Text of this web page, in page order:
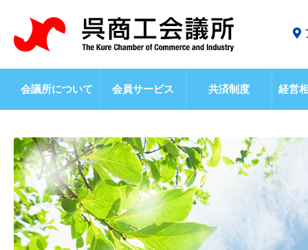
会議所について 会員サービス 共済制度 経営